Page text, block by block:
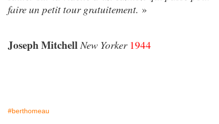
faire un petit tour gratuitement. »
Joseph MitchellNew Yorker 1944
#berthomeau